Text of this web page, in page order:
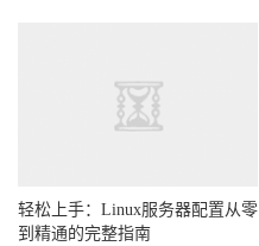
轻松上手：Linux服务器配置从零
到精通的完整指南